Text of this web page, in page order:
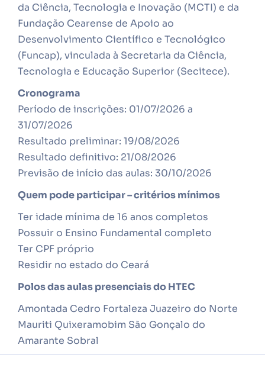
da Ciência, Tecnologia e Inovação (MCTI) e da
Fundação Cearense de Apoio ao
Desenvolvimento Científico e Tecnológico
(Funcap), vinculada à Secretaria da Ciência,
Tecnologia e Educação Superior (Secitece).
Cronograma
Período de inscrições: 01/07/2026 a
31/07/2026
Resultado preliminar: 19/08/2026
Resultado definitivo: 21/08/2026
Previsão de início das aulas: 30/10/2026
Quem pode participar – critérios mínimos
Ter idade mínima de 16 anos completos
Possuir o Ensino Fundamental completo
Ter CPF próprio
Residir no estado do Ceará
Polos das aulas presenciais do HTEC
Amontada Cedro Fortaleza Juazeiro do Norte
Mauriti Quixeramobim São Gonçalo do
Amarante Sobral